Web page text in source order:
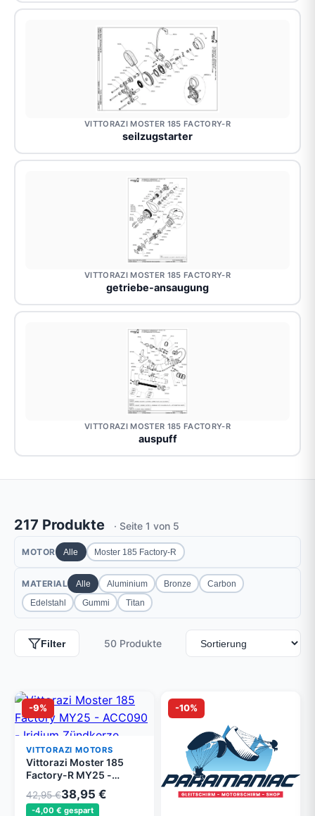
VITTORAZI MOSTER 185 FACTORY-R
seilzugstarter
VITTORAZI MOSTER 185 FACTORY-R
getriebe-ansaugung
VITTORAZI MOSTER 185 FACTORY-R
auspuff
217 Produkte · Seite 1 von 5
MOTOR Alle Moster 185 Factory-R
MATERIAL Alle Aluminium Bronze
Carbon
Edelstahl
Gummi Titan
Filter 50 Produkte
-9%
VITTORAZI MOTORS
Vittorazi Moster 185
Factory-R MY25 -
ACC090 - Iridium
Zündkerze
42,95 €38,95 €
-4,00 € gespart
-10%